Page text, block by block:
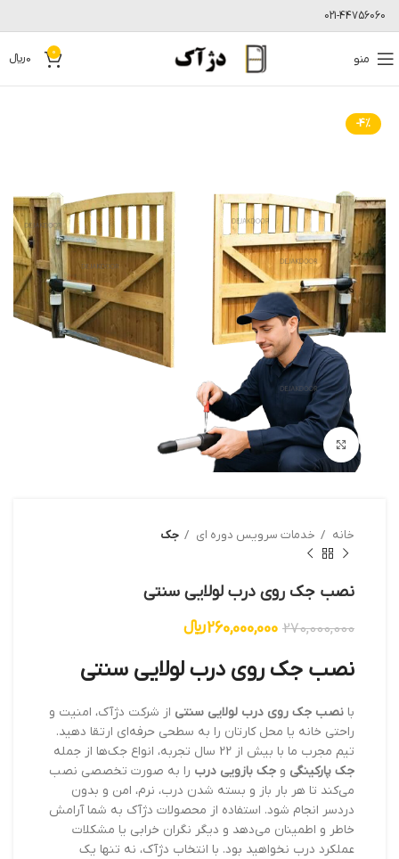
021-44756060
منو 0
0﷼
-4%
بزرگنمایی تصویر
خانه خدمات سرویس دوره ای جک
نصب جک روی درب لولایی سنتی
270,000,000
260,000,000﷼
نصب جک روی درب لولایی سنتی
با نصب جک روی درب لولایی سنتی از شرکت دژآک، امنیت و
راحتی خانه یا محل کارتان را به سطحی حرفه‌ای ارتقا دهید.
تیم مجرب ما با بیش از 22 سال تجربه، انواع جک‌ها از جمله
جک پارکینگی و جک بازویی درب را به صورت تخصصی نصب
می‌کند تا هر بار باز و بسته شدن درب، نرم، امن و بدون
دردسر انجام شود. استفاده از محصولات دژآک به شما آرامش
خاطر و اطمینان می‌دهد و دیگر نگران خرابی یا مشکلات
عملکرد درب نخواهید بود. با انتخاب دژآک، نه تنها یک